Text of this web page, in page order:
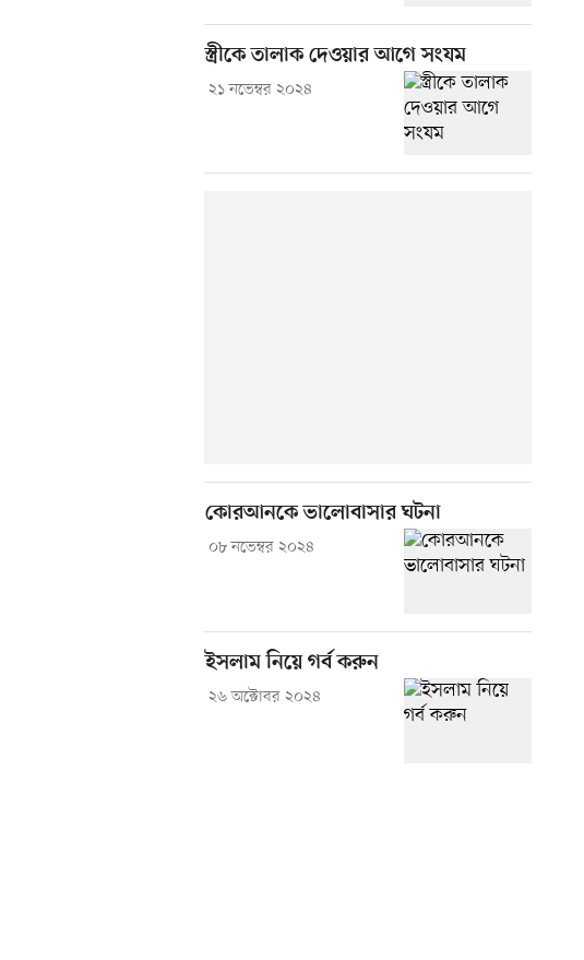
স্ত্রীকে তালাক দেওয়ার আগে সংযম
২১ নভেম্বর ২০২৪
কোরআনকে ভালোবাসার ঘটনা
০৮ নভেম্বর ২০২৪
ইসলাম নিয়ে গর্ব করুন
২৬ অক্টোবর ২০২৪